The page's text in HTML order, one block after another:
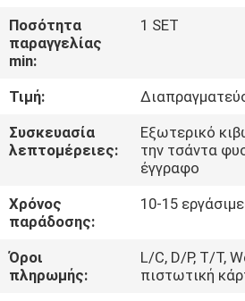
ΠΟΙΟΤΙΚΌΣ
ΈΛΕΓΧΟΣ
ΚΑΤΕΒΆΣΤΕ
ΖΗΤΉΣΤΕ
ΈΝΑ
ΑΠΌΣΠΑΣΜΑ
SITEMAP
Ποσότητα
παραγγελίας
min:
1 SET
Τιμή:
Συσκευασία
λεπτομέρειες:
Εξωτερικό
την τσάντα
έγγραφο
Χρόνος
παράδοσης:
10-15
Όροι
πληρωμής:
L/C, D/P, T/T,
πιστωτική